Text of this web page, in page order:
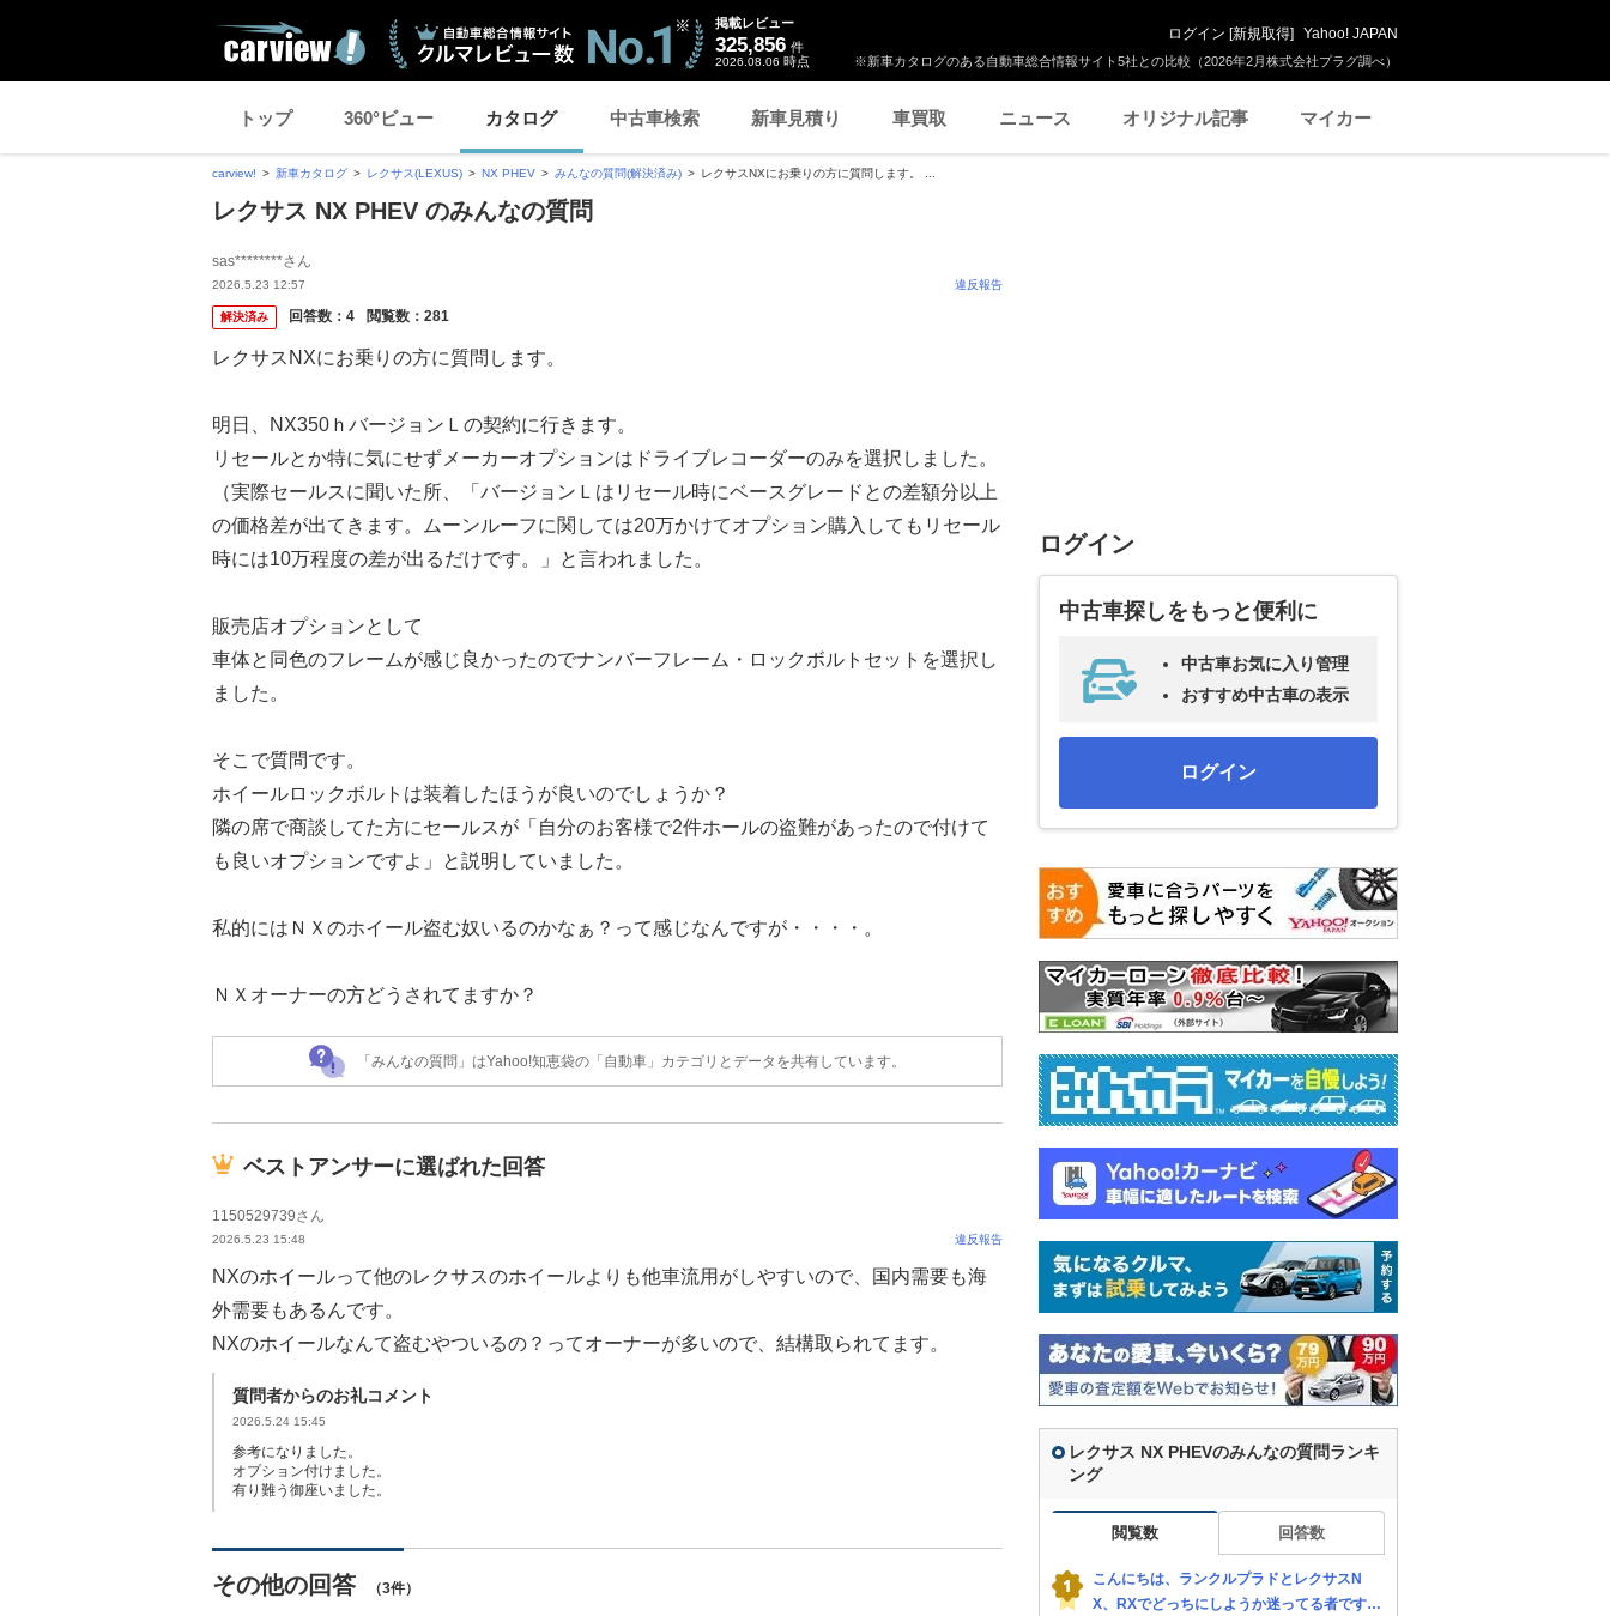
※新車カタログのある自動車総合情報サイト5社との比較（2026年2月株式会社プラグ調べ）
掲載レビュー
325,856 件
2026.08.06 時点
ログイン [新規取得] Yahoo! JAPAN
トップ 360°ビュー カタログ 中古車検索 新車見積り 車買取 ニュース オリジナル記事 マイカー
carview! 新車カタログ レクサス(LEXUS) NX PHEV みんなの質問(解決済み) レクサスNXにお乗りの方に質問します。 ...
レクサス NX PHEV のみんなの質問
sas********さん
2026.5.23 12:57 違反報告
解決済み 回答数： 4 閲覧数： 281
レクサスNXにお乗りの方に質問します。
明日、NX350ｈバージョンＬの契約に行きます。
リセールとか特に気にせずメーカーオプションはドライブレコーダーのみを選択しました。
（実際セールスに聞いた所、「バージョンＬはリセール時にベースグレードとの差額分以上
の価格差が出てきます。ムーンルーフに関しては20万かけてオプション購入してもリセール
時には10万程度の差が出るだけです。」と言われました。
販売店オプションとして
車体と同色のフレームが感じ良かったのでナンバーフレーム・ロックボルトセットを選択し
ました。
そこで質問です。
ホイールロックボルトは装着したほうが良いのでしょうか？
隣の席で商談してた方にセールスが「自分のお客様で2件ホールの盗難があったので付けて
も良いオプションですよ」と説明していました。
私的にはＮＸのホイール盗む奴いるのかなぁ？って感じなんですが・・・・。
ＮＸオーナーの方どうされてますか？
「みんなの質問」はYahoo!知恵袋の「自動車」カテゴリとデータを共有しています。
ベストアンサーに選ばれた回答
1150529739さん
2026.5.23 15:48 違反報告
NXのホイールって他のレクサスのホイールよりも他車流用がしやすいので、国内需要も海
外需要もあるんです。
NXのホイールなんて盗むやついるの？ってオーナーが多いので、結構取られてます。
質問者からのお礼コメント
2026.5.24 15:45
参考になりました。
オプション付けました。
有り難う御座いました。
その他の回答 （3件）
ログイン
中古車探しをもっと便利に
中古車お気に入り管理
おすすめ中古車の表示
ログイン
レクサス NX PHEVのみんなの質問ランキ
ング
閲覧数 回答数
こんにちは、ランクルプラドとレクサスN
X、RXでどっちにしようか迷ってる者です。